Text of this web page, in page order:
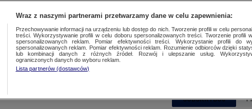
SUBSKRYBUJ
Wraz z naszymi partnerami przetwarzamy dane w celu zapewnienia:
Przechowywanie informacji na urządzeniu lub dostęp do nich. Tworzenie profili w celu
treści. Wykorzystywanie profili w celu doboru spersonalizowanych treści. Tworzenie profili
spersonalizowanych reklam. Pomiar efektywności treści. Wykorzystanie profili do
spersonalizowanych reklam. Pomiar efektywności reklam. Rozumienie odbiorców dzięki
lub kombinacji danych z różnych źródeł. Rozwój i ulepszanie usług.
ograniczonych danych do wyboru reklam.
Lista partnerów (dostawców)